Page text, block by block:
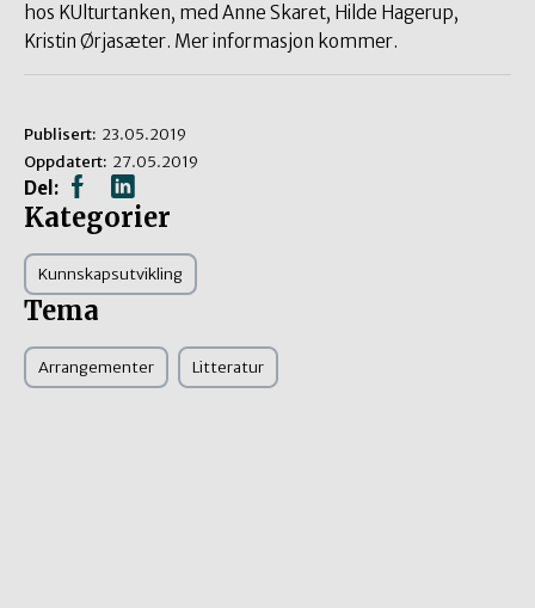
hos KUlturtanken, med Anne Skaret, Hilde Hagerup,
Kristin Ørjasæter. Mer informasjon kommer.
Publisert: 23.05.2019
Oppdatert: 27.05.2019
Del:
Kategorier
Kunnskapsutvikling
Tema
Arrangementer Litteratur